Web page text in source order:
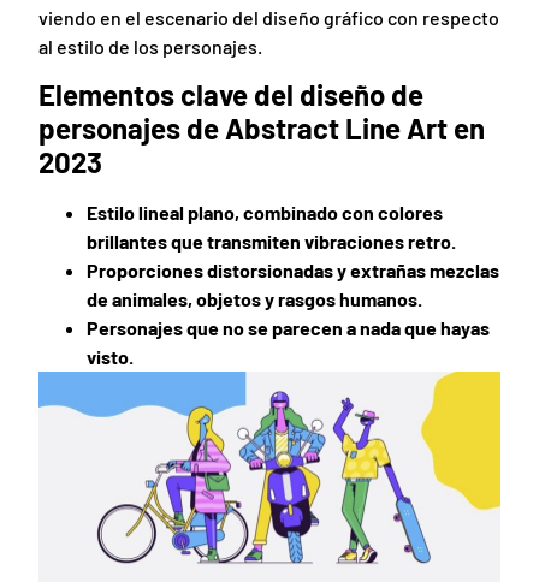
viendo en el escenario del diseño gráfico con respecto
al estilo de los personajes.
Elementos clave del diseño de
personajes de Abstract Line Art en
2023
Estilo lineal plano, combinado con colores
brillantes que transmiten vibraciones retro.
Proporciones distorsionadas y extrañas mezclas
de animales, objetos y rasgos humanos.
Personajes que no se parecen a nada que hayas
visto.